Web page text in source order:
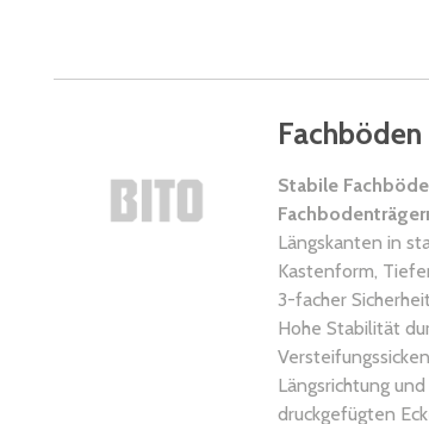
Fachböden
Stabile
Längskanten in
Kastenform,
3-facher
Hohe Stabilität
Längsrichtung
druckgefügten